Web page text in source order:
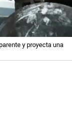
y proyecta una